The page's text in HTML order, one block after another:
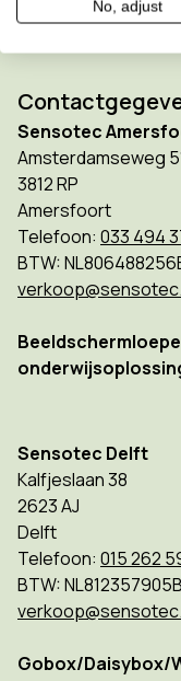
Sensotec
Amsterdamseweg
3812 RP
Amersfoort
Telefoon: 033 494
BTW:
Sensotec Delft
Kalfjeslaan 38
2623 AJ
Delft
Telefoon: 015 262
BTW:
Gobox/Daisybox/
No, adjust